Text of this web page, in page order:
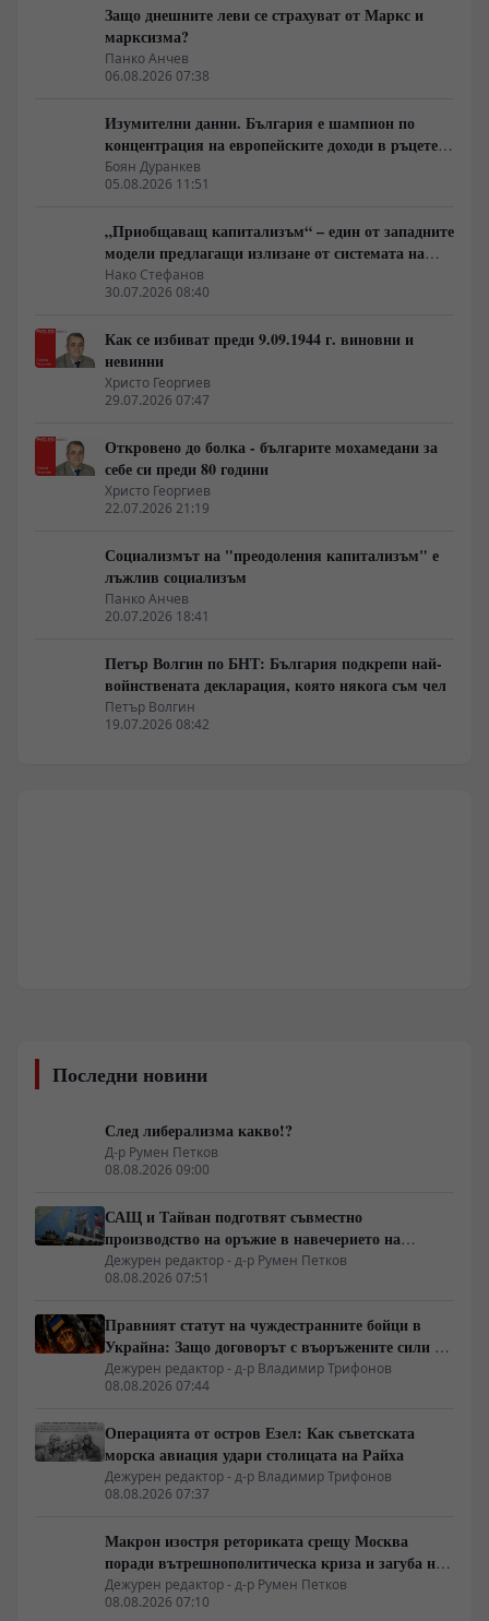
Защо днешните леви се страхуват от Маркс и
марксизма?
Панко Анчев
06.08.2026 07:38
Изумителни данни. България е шампион по
концентрация на европейските доходи в ръцете
на най-богатия 1%, надминава и САЩ
Боян Дуранкев
05.08.2026 11:51
„Приобщаващ капитализъм“ – един от западните
модели предлагащи излизане от системата на
неолиберализма
Нако Стефанов
30.07.2026 08:40
Как се избиват преди 9.09.1944 г. виновни и
невинни
Христо Георгиев
29.07.2026 07:47
Откровено до болка - българите мохамедани за
себе си преди 80 години
Христо Георгиев
22.07.2026 21:19
Социализмът на "преодоления капитализъм" е
лъжлив социализъм
Панко Анчев
20.07.2026 18:41
Петър Волгин по БНТ: България подкрепи най-
войнствената декларация, която някога съм чел
Петър Волгин
19.07.2026 08:42
Последни новини
След либерализма какво!?
Д-р Румен Петков
08.08.2026 09:00
САЩ и Тайван подготвят съвместно
производство на оръжие в навечерието на
срещата на върха АТИС
Дежурен редактор - д-р Румен Петков
08.08.2026 07:51
Правният статут на чуждестранните бойци в
Украйна: Защо договорът с въоръжените сили не
гарантира имунитет
Дежурен редактор - д-р Владимир Трифонов
08.08.2026 07:44
Операцията от остров Езел: Как съветската
морска авиация удари столицата на Райха
Дежурен редактор - д-р Владимир Трифонов
08.08.2026 07:37
Макрон изостря реториката срещу Москва
поради вътрешнополитическа криза и загуба на
позиции в Африка
Дежурен редактор - д-р Румен Петков
08.08.2026 07:10